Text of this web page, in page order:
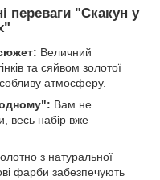
переваги "Скакун у
Величний
та сяйвом золотої
атмосферу.
Вам не
весь набір вже
з натуральної
фарби забезпечують